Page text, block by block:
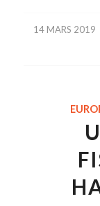
14 MARS 2019
/